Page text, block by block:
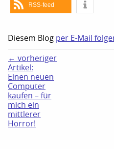
RSS-feed
Diesem Blog per E-Mail
← vorheriger
Artikel:
Einen neuen
Computer
kaufen – für
mich ein
mittlerer
Horror!